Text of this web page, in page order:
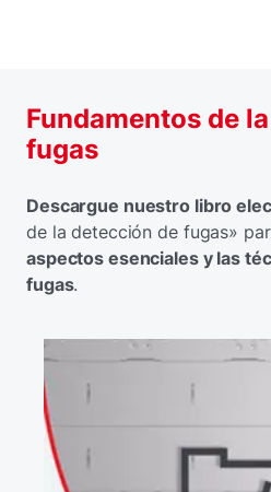
Fundamentos de
fugas
Descargue nuestro libro
de la detección de fugas»
aspectos esenciales y las
fugas.